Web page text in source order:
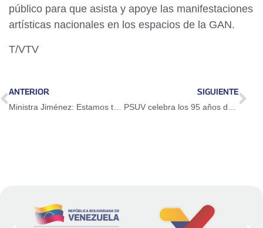
público para que asista y apoye las manifestaciones
artísticas nacionales en los espacios de la GAN.
T/VTV
ANTERIOR SIGUIENTE